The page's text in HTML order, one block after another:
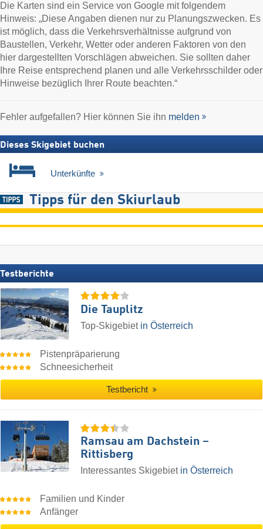
Die Karten sind ein Service von Google mit folgendem
Hinweis: „Diese Angaben dienen nur zu Planungszwecken. Es
ist möglich, dass die Verkehrsverhältnisse aufgrund von
Baustellen, Verkehr, Wetter oder anderen Faktoren von den
hier dargestellten Vorschlägen abweichen. Sie sollten daher
Ihre Reise entsprechend planen und alle Verkehrsschilder oder
Hinweise bezüglich Ihrer Route beachten.“
Fehler aufgefallen? Hier können Sie ihn melden
Dieses Skigebiet buchen
Unterkünfte
Tipps für den Skiurlaub
Testberichte
Die Tauplitz
Top-Skigebiet in Österreich
Pistenpräparierung
Schneesicherheit
Testbericht
Ramsau am Dachstein –
Rittisberg
Interessantes Skigebiet in Österreich
Familien und Kinder
Anfänger